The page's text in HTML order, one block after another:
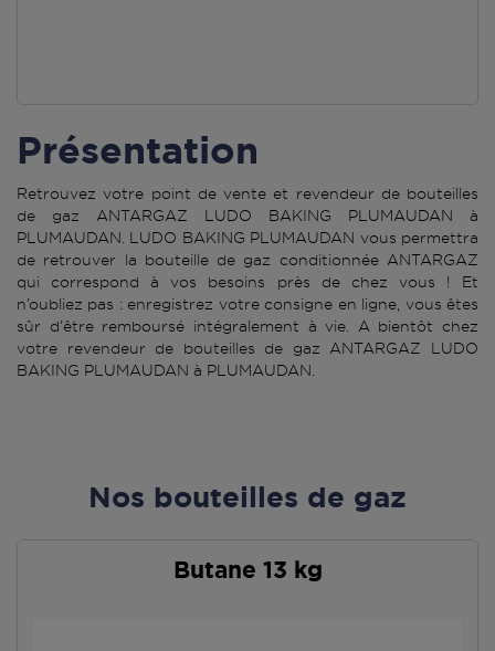
Présentation
Retrouvez votre point de vente et revendeur de bouteilles
de gaz ANTARGAZ LUDO BAKING PLUMAUDAN à
PLUMAUDAN. LUDO BAKING PLUMAUDAN vous permettra
de retrouver la bouteille de gaz conditionnée ANTARGAZ
qui correspond à vos besoins près de chez vous ! Et
n’oubliez pas : enregistrez votre consigne en ligne, vous êtes
sûr d’être remboursé intégralement à vie. A bientôt chez
votre revendeur de bouteilles de gaz ANTARGAZ LUDO
BAKING PLUMAUDAN à PLUMAUDAN.
Nos bouteilles de gaz
Butane 13 kg